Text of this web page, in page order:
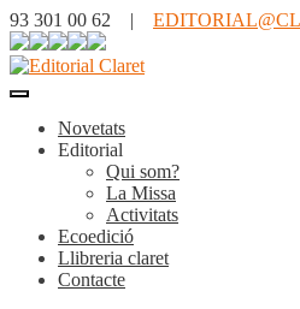
93 301 00 62 |
Novetats
Editorial
Qui som?
La Missa
Activitats
Ecoedició
Llibreria claret
Contacte